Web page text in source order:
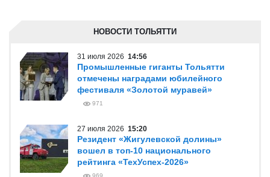
НОВОСТИ ТОЛЬЯТТИ
31 июля 2026 14:56
Промышленные гиганты Тольятти
отмечены наградами юбилейного
фестиваля «Золотой муравей»
971
27 июля 2026 15:20
Резидент «Жигулевской долины»
вошел в топ-10 национального
рейтинга «ТехУспех-2026»
969